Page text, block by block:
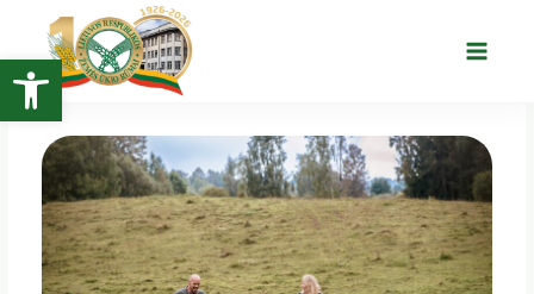
Open toolbar
turinio
Main